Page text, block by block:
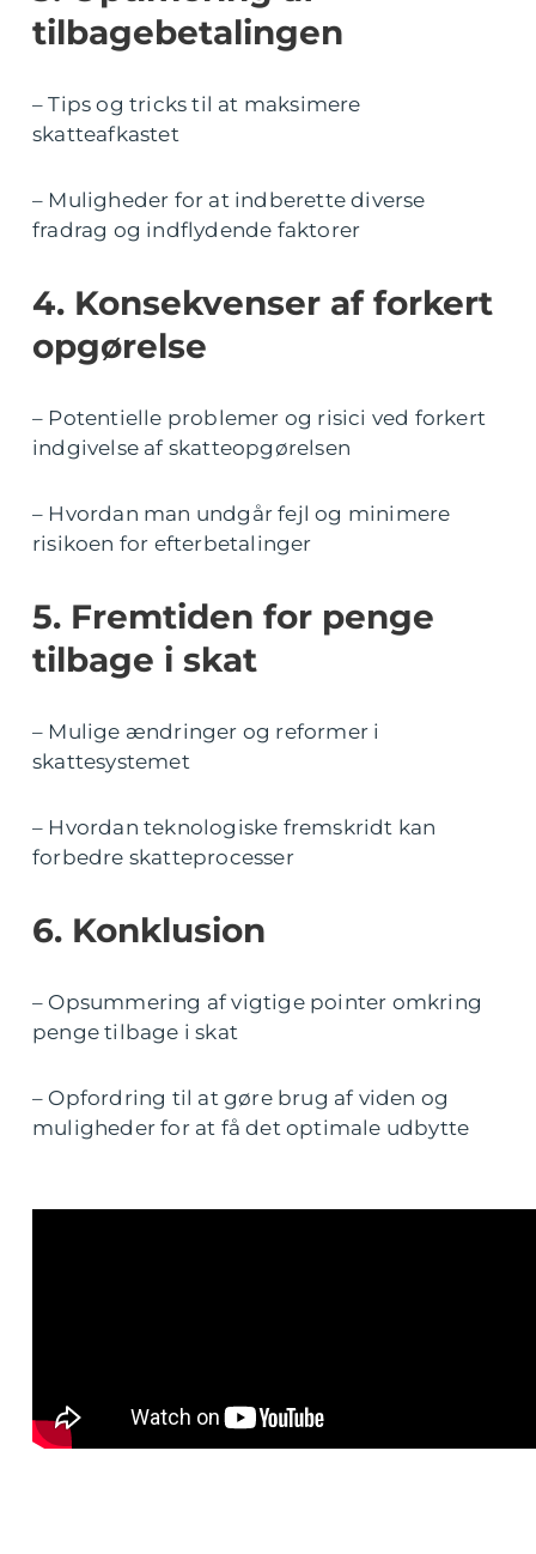
tilbagebetalingen
– Tips og tricks til at maksimere
skatteafkastet
– Muligheder for at indberette diverse
fradrag og indflydende faktorer
4. Konsekvenser af forkert
opgørelse
– Potentielle problemer og risici ved forkert
indgivelse af skatteopgørelsen
– Hvordan man undgår fejl og minimere
risikoen for efterbetalinger
5. Fremtiden for penge
tilbage i skat
– Mulige ændringer og reformer i
skattesystemet
– Hvordan teknologiske fremskridt kan
forbedre skatteprocesser
6. Konklusion
– Opsummering af vigtige pointer omkring
penge tilbage i skat
– Opfordring til at gøre brug af viden og
muligheder for at få det optimale udbytte